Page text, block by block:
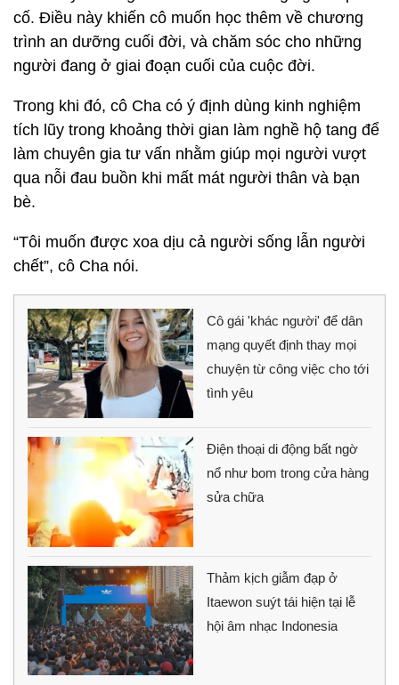
cố. Điều này khiến cô muốn học thêm về chương
trình an dưỡng cuối đời, và chăm sóc cho những
người đang ở giai đoạn cuối của cuộc đời.
Trong khi đó, cô Cha có ý định dùng kinh nghiệm
tích lũy trong khoảng thời gian làm nghề hộ tang để
làm chuyên gia tư vấn nhằm giúp mọi người vượt
qua nỗi đau buồn khi mất mát người thân và bạn
bè.
“Tôi muốn được xoa dịu cả người sống lẫn người
chết”, cô Cha nói.
Cô gái 'khác người' để dân
mạng quyết định thay mọi
chuyện từ công việc cho tới
tình yêu
Điện thoại di động bất ngờ
nổ như bom trong cửa hàng
sửa chữa
Thảm kịch giẫm đạp ở
Itaewon suýt tái hiện tại lễ
hội âm nhạc Indonesia